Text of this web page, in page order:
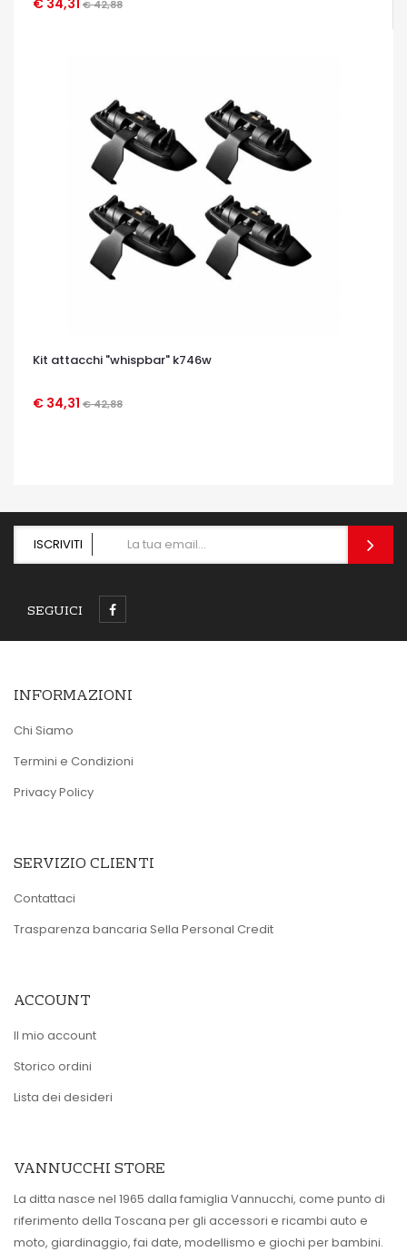
€ 42,88
OCCHIATA VELOCE
Kit attacchi "whispbar" k746w
€ 34,31 € 42,88
OCCHIATA VELOCE
ISCRIVITI
SEGUICI
INFORMAZIONI
Chi Siamo
Termini e Condizioni
Privacy Policy
SERVIZIO CLIENTI
Contattaci
Trasparenza bancaria Sella Personal Credit
ACCOUNT
Il mio account
Storico ordini
Lista dei desideri
VANNUCCHI STORE
La ditta nasce nel 1965 dalla famiglia Vannucchi, come punto di
riferimento della Toscana per gli accessori e ricambi auto e
moto, giardinaggio, fai date, modellismo e giochi per bambini.